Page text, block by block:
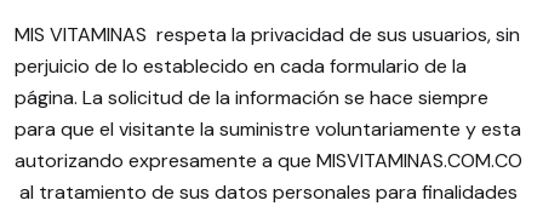
MIS VITAMINAS respeta la privacidad de sus usuarios, sin
perjuicio de lo establecido en cada formulario de la
página. La solicitud de la información se hace siempre
para que el visitante la suministre voluntariamente y esta
autorizando expresamente a que MISVITAMINAS.COM.CO
al tratamiento de sus datos personales para finalidades